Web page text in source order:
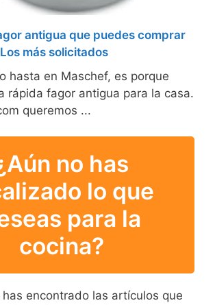
antigua que puedes comprar
más solicitados
hasta en Maschef, es porque
rápida fagor antigua para la casa.
queremos ...
no has
lo que
para la
cocina?
has encontrado las artículos que